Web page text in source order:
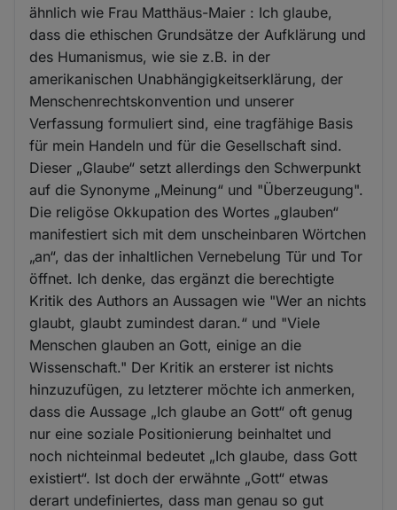
ähnlich wie Frau Matthäus-Maier : Ich glaube,
dass die ethischen Grundsätze der Aufklärung und
des Humanismus, wie sie z.B. in der
amerikanischen Unabhängigkeitserklärung, der
Menschenrechtskonvention und unserer
Verfassung formuliert sind, eine tragfähige Basis
für mein Handeln und für die Gesellschaft sind.
Dieser „Glaube“ setzt allerdings den Schwerpunkt
auf die Synonyme „Meinung“ und "Überzeugung".
Die religöse Okkupation des Wortes „glauben“
manifestiert sich mit dem unscheinbaren Wörtchen
„an“, das der inhaltlichen Vernebelung Tür und Tor
öffnet. Ich denke, das ergänzt die berechtigte
Kritik des Authors an Aussagen wie "Wer an nichts
glaubt, glaubt zumindest daran.“ und "Viele
Menschen glauben an Gott, einige an die
Wissenschaft." Der Kritik an ersterer ist nichts
hinzuzufügen, zu letzterer möchte ich anmerken,
dass die Aussage „Ich glaube an Gott“ oft genug
nur eine soziale Positionierung beinhaltet und
noch nichteinmal bedeutet „Ich glaube, dass Gott
existiert“. Ist doch der erwähnte „Gott“ etwas
derart undefiniertes, dass man genau so gut